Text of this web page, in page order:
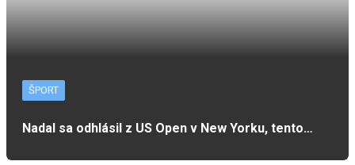
ŠPORT
Nadal sa odhlásil z US Open v New Yorku, tento…